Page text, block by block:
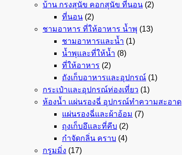
บ้าน กรงสุนัข คอกสุนัข ที่นอน (2)
ที่นอน (2)
ชามอาหาร ที่ให้อาหาร น้ำพุ (13)
ชามอาหารและน้ำ (1)
น้ำพุและที่ให้น้ำ (8)
ที่ให้อาหาร (2)
ถังเก็บอาหารและอุปกรณ์ (1)
กระเป๋าและอุปกรณ์ท่องเที่ยว (1)
ห้องน้ำ แผ่นรองฉี่ อุปกรณ์ทำความสะอาด
แผ่นรองฉี่และผ้าอ้อม (7)
ถุงเก็บอึและที่คีบ (2)
กำจัดกลิ่น คราบ (4)
กรูมมิ่ง (17)